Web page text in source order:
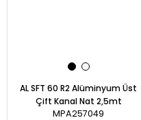
AL SFT 60 R2 Alüminyum Üst
Çift Kanal Nat 2,5mt
MPA257049